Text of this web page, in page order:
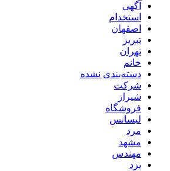
آگهی
استخدام
اصفهان
تبریز
تهران
خانم
دسته‌بندی نشده
شرکت
شیراز
فروشگاه
لیسانس
مرد
مشهد
مهندس
یزد